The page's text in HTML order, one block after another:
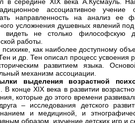
ассоциативное
направленность на анализ ее
усложнения душевных явлений
видеть не столько философскую
работы.
психике, как наиболее доступному
и др. Тен описал процесс усвоения
развитием языка.
механизм ассоциации.
выделения возрастной
. В конце XIX века в развитии
которые до этого времени
– исследования детского
и медициной, и
образом, изучение детских игр и